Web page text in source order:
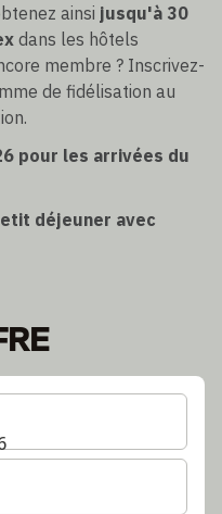
ainsi jusqu'à 30
dans les hôtels
membre ? Inscrivez-
de fidélisation au
pour les arrivées du
déjeuner avec
et d'invités pour